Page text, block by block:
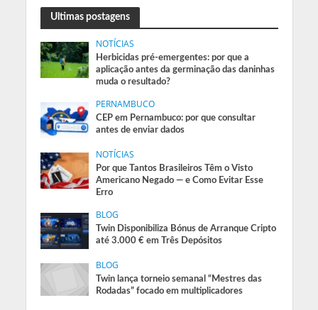
Ultimas postagens
NOTÍCIAS
Herbicidas pré-emergentes: por que a
aplicação antes da germinação das daninhas
muda o resultado?
PERNAMBUCO
CEP em Pernambuco: por que consultar
antes de enviar dados
NOTÍCIAS
Por que Tantos Brasileiros Têm o Visto
Americano Negado — e Como Evitar Esse
Erro
BLOG
Twin Disponibiliza Bónus de Arranque Cripto
até 3.000 € em Três Depósitos
BLOG
Twin lança torneio semanal “Mestres das
Rodadas” focado em multiplicadores